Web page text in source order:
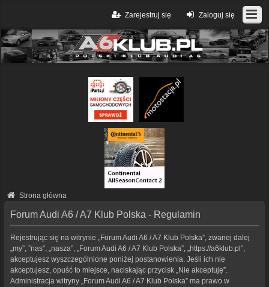
Zaloguj się
Zarejestruj się
Strona główna
Forum Audi A6 / A7 Klub Polska - Regulamin
Rejestrując się na witrynie „Forum Audi A6 / A7 Klub Polska”, zwanej dalej
„my”, ”nas”, „nasza”, „Forum Audi A6 / A7 Klub Polska”, „https://a6klub.pl”,
akceptujesz wyszczególnione poniżej postanowienia. Jeśli ich nie
akceptujesz, opuść to miejsce, naciskając przycisk „Nie akceptuję”.
Administracja witryny „Forum Audi A6 / A7 Klub Polska” ma prawo w